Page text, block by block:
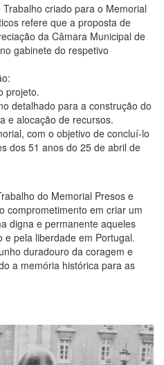
criado para o Memorial
refere que a proposta de
da Câmara Municipal de
gabinete do respetivo
projeto.
detalhado para a construção do
e alocação de recursos.
com o objetivo de concluí-lo
dos 51 anos do 25 de abril de
do Memorial Presos e
comprometimento em criar um
digna e permanente aqueles
pela liberdade em Portugal.
duradouro da coragem e
a memória histórica para as